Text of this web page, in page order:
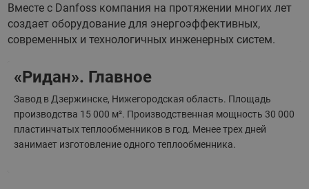
Вместе с Danfoss компания на протяжении многих лет
создает оборудование для энергоэффективных,
современных и технологичных инженерных систем.
«Ридан». Главное
Завод в Дзержинске, Нижегородская область. Площадь
производства 15 000 м². Производственная мощность 30 000
пластинчатых теплообменников в год. Менее трех дней
занимает изготовление одного теплообменника.